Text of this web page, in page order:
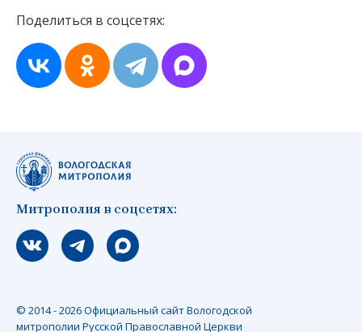
Поделиться в соцсетях:
Митрополия в соцсетях:
Мы вконтакте
Мы в telegram
Мы в Макс
© 2014 - 2026 Официальный сайт Вологодской
митрополии Русской Православной Церкви